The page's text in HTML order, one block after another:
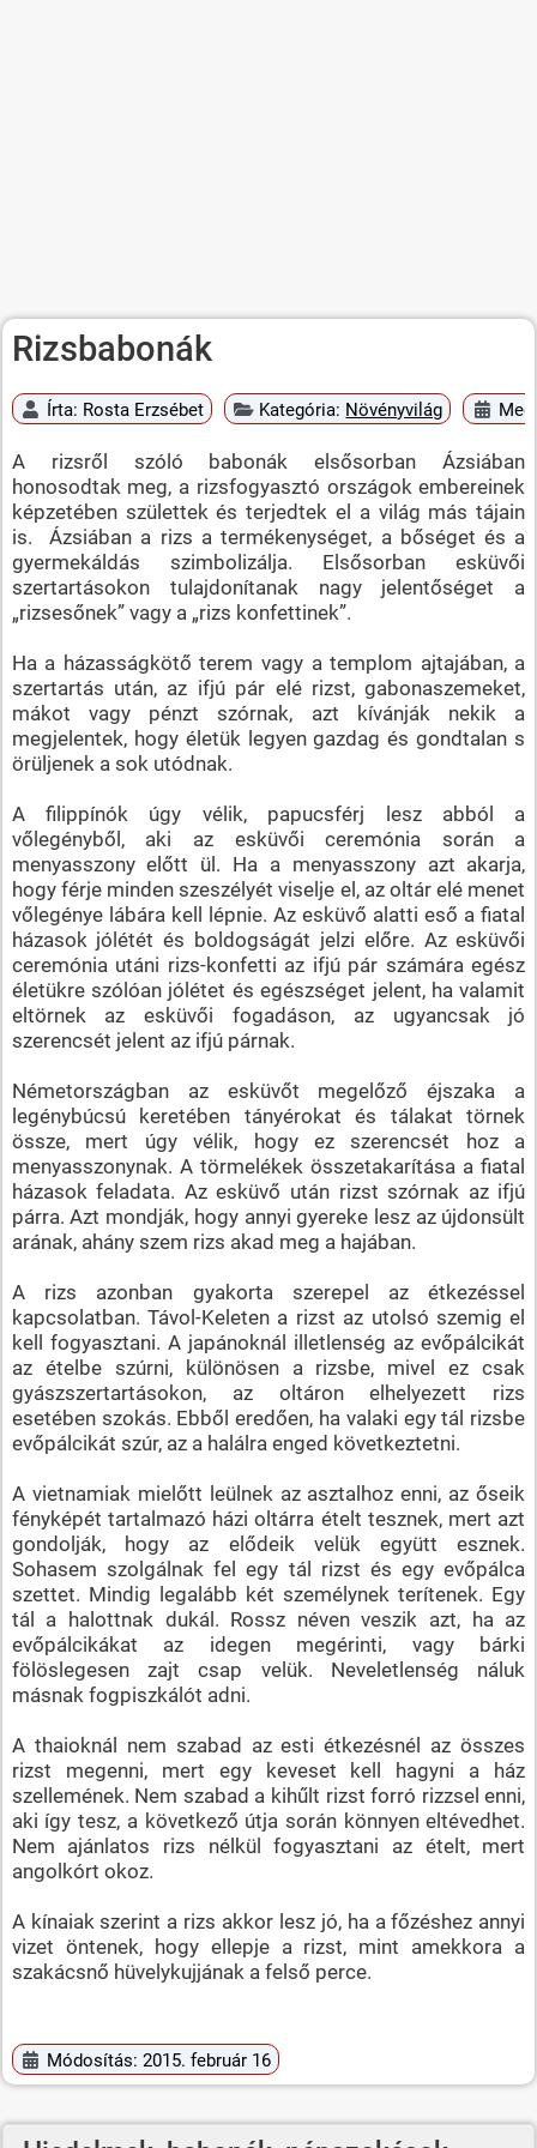
Rizsbabonák
Írta: Rosta Erzsébet Kategória: Növényvilág
A rizsről szóló babonák elsősorban Ázsiában
honosodtak meg, a rizsfogyasztó országok embereinek
képzetében születtek és terjedtek el a világ más tájain
is. Ázsiában a rizs a termékenységet, a bőséget és a
gyermekáldás szimbolizálja. Elsősorban esküvői
szertartásokon tulajdonítanak nagy jelentőséget a
„rizsesőnek” vagy a „rizs konfettinek”.
Ha a házasságkötő terem vagy a templom ajtajában, a
szertartás után, az ifjú pár elé rizst, gabonaszemeket,
mákot vagy pénzt szórnak, azt kívánják nekik a
megjelentek, hogy életük legyen gazdag és gondtalan s
örüljenek a sok utódnak.
A filippínók úgy vélik, papucsférj lesz abból a
vőlegényből, aki az esküvői ceremónia során a
menyasszony előtt ül. Ha a menyasszony azt akarja,
hogy férje minden szeszélyét viselje el, az oltár elé menet
vőlegénye lábára kell lépnie. Az esküvő alatti eső a fiatal
házasok jólétét és boldogságát jelzi előre. Az esküvői
ceremónia utáni rizs-konfetti az ifjú pár számára egész
életükre szólóan jólétet és egészséget jelent, ha valamit
eltörnek az esküvői fogadáson, az ugyancsak jó
szerencsét jelent az ifjú párnak.
Németországban az esküvőt megelőző éjszaka a
legénybúcsú keretében tányérokat és tálakat törnek
össze, mert úgy vélik, hogy ez szerencsét hoz a
menyasszonynak. A törmelékek összetakarítása a fiatal
házasok feladata. Az esküvő után rizst szórnak az ifjú
párra. Azt mondják, hogy annyi gyereke lesz az újdonsült
arának, ahány szem rizs akad meg a hajában.
A rizs azonban gyakorta szerepel az étkezéssel
kapcsolatban. Távol-Keleten a rizst az utolsó szemig el
kell fogyasztani. A japánoknál illetlenség az evőpálcikát
az ételbe szúrni, különösen a rizsbe, mivel ez csak
gyászszertartásokon, az oltáron elhelyezett rizs
esetében szokás. Ebből eredően, ha valaki egy tál rizsbe
evőpálcikát szúr, az a halálra enged következtetni.
A vietnamiak mielőtt leülnek az asztalhoz enni, az őseik
fényképét tartalmazó házi oltárra ételt tesznek, mert azt
gondolják, hogy az elődeik velük együtt esznek.
Sohasem szolgálnak fel egy tál rizst és egy evőpálca
szettet. Mindig legalább két személynek terítenek. Egy
tál a halottnak dukál. Rossz néven veszik azt, ha az
evőpálcikákat az idegen megérinti, vagy bárki
fölöslegesen zajt csap velük. Neveletlenség náluk
másnak fogpiszkálót adni.
A thaioknál nem szabad az esti étkezésnél az összes
rizst megenni, mert egy keveset kell hagyni a ház
szellemének. Nem szabad a kihűlt rizst forró rizzsel enni,
aki így tesz, a következő útja során könnyen eltévedhet.
Nem ajánlatos rizs nélkül fogyasztani az ételt, mert
angolkórt okoz.
A kínaiak szerint a rizs akkor lesz jó, ha a főzéshez annyi
vizet öntenek, hogy ellepje a rizst, mint amekkora a
szakácsnő hüvelykujjának a felső perce.
Módosítás: 2015. február 16